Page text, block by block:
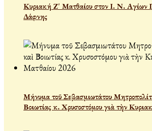
Κυριακή Ζ' Ματθαίου στον Ι. Ν. Αγίων
Δάφνης
Μήνυμα τοῦ Σεβασμιωτάτου
Βοιωτίας κ. Χρυσοστόμου γιὰ τὴν